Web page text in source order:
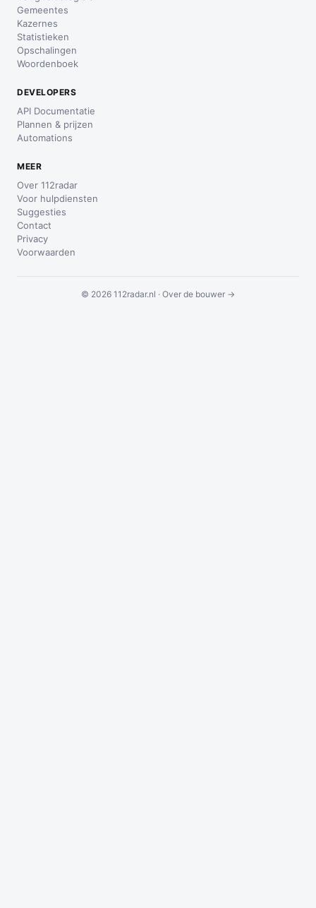
Gemeentes
Kazernes
Statistieken
Opschalingen
Woordenboek
DEVELOPERS
API Documentatie
Plannen & prijzen
Automations
MEER
Over 112radar
Voor hulpdiensten
Suggesties
Contact
Privacy
Voorwaarden
© 2026 112radar.nl · Over de bouwer →